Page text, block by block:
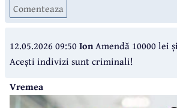
Comenteaza
12.05.2026 09:50IonAmendă 10000 lei
Acești indivizi sunt criminali!
Vremea